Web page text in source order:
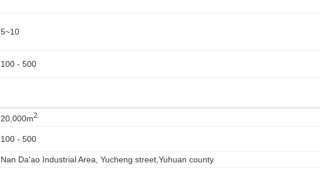
5~10
100 - 500
20,000m2
100 - 500
Nan Da'ao Industrial Area, Yucheng street,Yuhuan county